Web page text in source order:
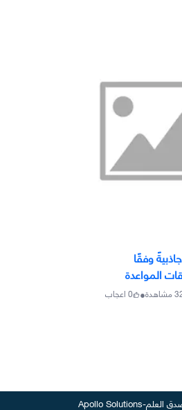
وفقًا
المواعدة
مشاهدة•
0اعجاب
العلم-
Apollo Solutions